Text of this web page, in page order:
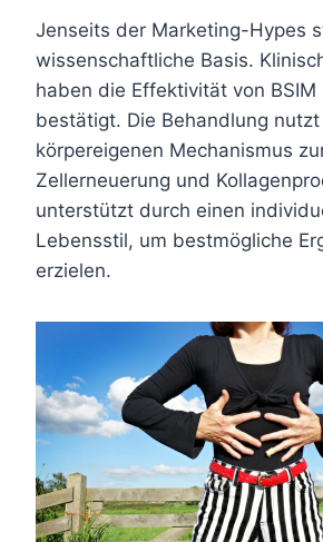
Jenseits der Marketing-Hypes
wissenschaftliche Basis.
haben die Effektivität von BSIM
bestätigt. Die Behandlung
körpereigenen Mechanismus
Zellerneuerung und
unterstützt durch einen
Lebensstil, um bestmögliche
erzielen.